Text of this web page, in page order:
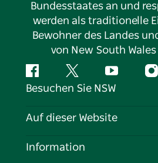
Bundesstaates an und
werden als traditionelle
Bewohner des Landes
von New South
FacebookTwitter YouTube
Besuchen Sie NSW
Kontaktieren Sie uns
Auf dieser Website
Reiseziele
Information